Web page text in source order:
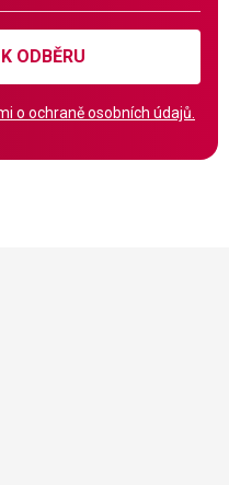
ODBĚRU
o ochraně osobních údajů.